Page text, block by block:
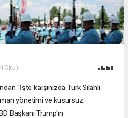
Oku)
"İşte karşınızda Türk Silahlı
yönetimi ve kusursuz
Başkanı Trump'ın